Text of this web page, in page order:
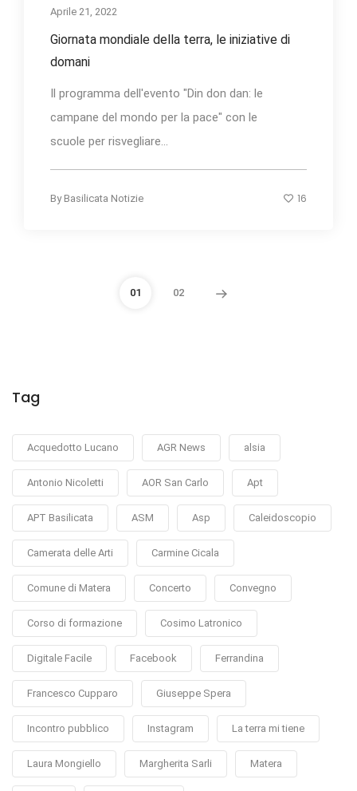
Aprile 21, 2022
Giornata mondiale della terra, le iniziative di
domani
Il programma dell'evento "Din don dan: le
campane del mondo per la pace" con le
scuole per risvegliare...
By Basilicata Notizie 16
01 02
Tag
Acquedotto Lucano AGR News alsia
Antonio Nicoletti AOR San Carlo Apt
APT Basilicata ASM Asp Caleidoscopio
Camerata delle Arti Carmine Cicala
Comune di Matera Concerto Convegno
Corso di formazione Cosimo Latronico
Digitale Facile Facebook Ferrandina
Francesco Cupparo Giuseppe Spera
Incontro pubblico Instagram La terra mi tiene
Laura Mongiello Margherita Sarli Matera